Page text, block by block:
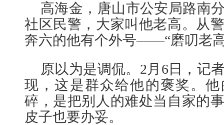
高海金，唐山市公安局路南
社区民警，大家叫他老高。从
奔六的他有个外号——“磨叨老
原以为是调侃。2月6日，记
现，这是群众给他的褒奖。他
碎，是把别人的难处当自家的
皮子也要办妥。